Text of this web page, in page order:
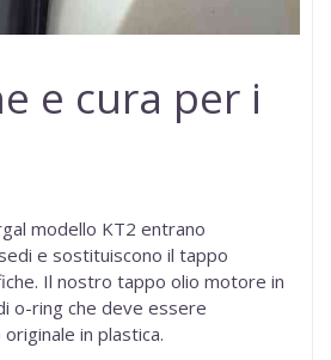
e cura per i
modello KT2 entrano
e sostituiscono il tappo
Il nostro tappo olio motore in
o-ring che deve essere
in plastica.